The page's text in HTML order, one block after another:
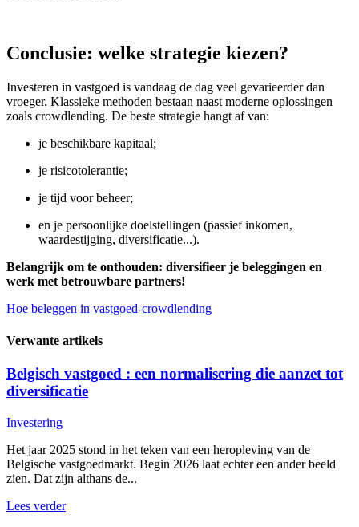
Conclusie: welke strategie kiezen?
Investeren in vastgoed is vandaag de dag veel gevarieerder dan
vroeger. Klassieke methoden bestaan naast moderne oplossingen
zoals crowdlending. De beste strategie hangt af van:
je beschikbare kapitaal;
je risicotolerantie;
je tijd voor beheer;
en je persoonlijke doelstellingen (passief inkomen,
waardestijging, diversificatie...).
Belangrijk om te onthouden: diversifieer je beleggingen en
werk met betrouwbare partners!
Hoe beleggen in vastgoed-crowdlending
Verwante artikels
Belgisch vastgoed : een normalisering die aanzet tot
diversificatie
Investering
Het jaar 2025 stond in het teken van een heropleving van de
Belgische vastgoedmarkt. Begin 2026 laat echter een ander beeld
zien. Dat zijn althans de...
Lees verder